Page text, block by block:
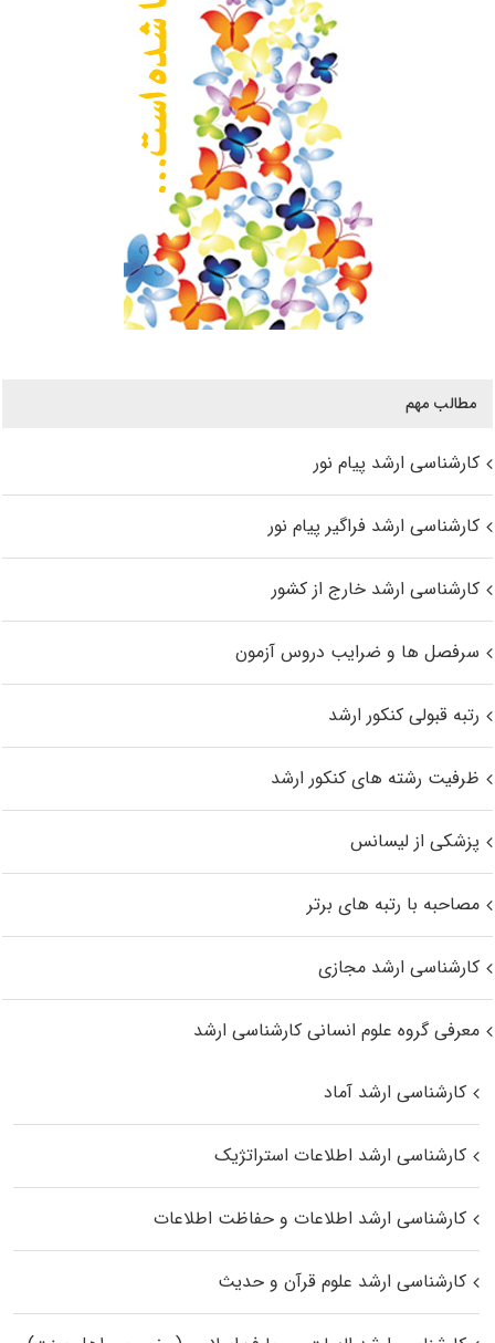
مطالب مهم
کارشناسی ارشد پیام نور
کارشناسی ارشد فراگیر پیام نور
کارشناسی ارشد خارج از کشور
سرفصل ها و ضرایب دروس آزمون
رتبه قبولی کنکور ارشد
ظرفیت رشته های کنکور ارشد
پزشکی از لیسانس
مصاحبه با رتبه های برتر
کارشناسی ارشد مجازی
معرفی گروه علوم انسانی کارشناسی ارشد
کارشناسی ارشد آماد
کارشناسی ارشد اطلاعات استراتژیک
کارشناسی ارشد اطلاعات و حفاظت اطلاعات
کارشناسی ارشد علوم قرآن و حدیث